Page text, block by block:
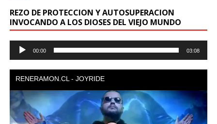
REZO DE PROTECCION Y AUTOSUPERACION
INVOCANDO A LOS DIOSES DEL VIEJO MUNDO
Reproductor
00:00 03:08